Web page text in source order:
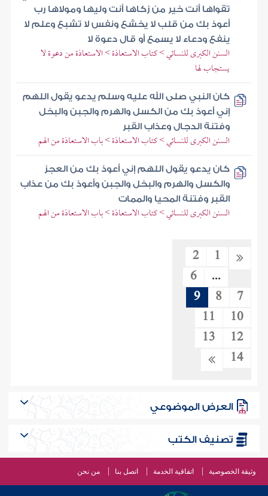
تقواها أنت خير من زكاها أنت وليها ومولاها رب
أعوذ بك من قلب لا يخشع ونفس لا تشبع وعلم لا
ينفع ودعاء لا يسمع أو قال دعوة لا
السنن الكبرى للنسائي > كتاب الاستعاذة > الاستعاذة من دعوة لا
يستجاب لها
كان النبي صلى الله عليه وسلم يدعو يقول اللهم
إني أعوذ بك من الكسل والهرم والجبن والبخل
وفتنة الدجال وعذاب القبر
السنن الكبرى للنسائي > كتاب الاستعاذة > باب الاستعاذة من الهم
كان يدعو يقول اللهم إني أعوذ بك من العجز
والكسل والهرم والبخل والجبن وأعوذ بك من عذاب
القبر وفتنة المحيا والممات
السنن الكبرى للنسائي > كتاب الاستعاذة > باب الاستعاذة من الهم
1
2
...
6
7
8
9
10
11
12
13
14
العرض الموضوعي
تصنيف الكتب
وثيقة الخصوصية اتفاقية الخدمة اتصل بنا من نحن